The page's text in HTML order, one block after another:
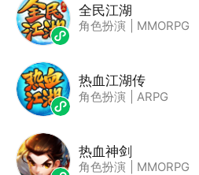
全民江湖
角色扮演 MMORPG
热血江湖传
角色扮演 ARPG
热血神剑
角色扮演 MMORPG